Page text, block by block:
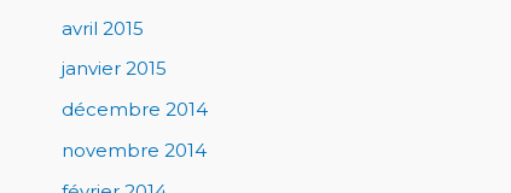
avril 2015
janvier 2015
décembre 2014
novembre 2014